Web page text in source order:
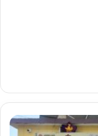
पहल साबित हुआ। प्रथम,
30 सितंबर, 2025 को
लो